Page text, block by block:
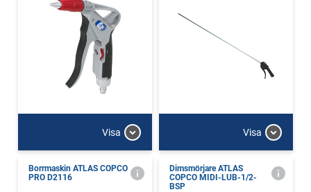
Visa Visa
Borrmaskin ATLAS COPCO
PRO D2116
Dimsmörjare ATLAS
COPCO MIDI-LUB-1/2-
BSP